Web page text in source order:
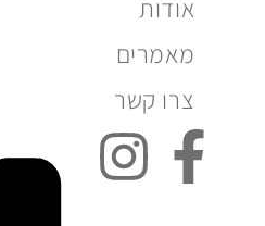
אודות
מאמרים
צרו קשר